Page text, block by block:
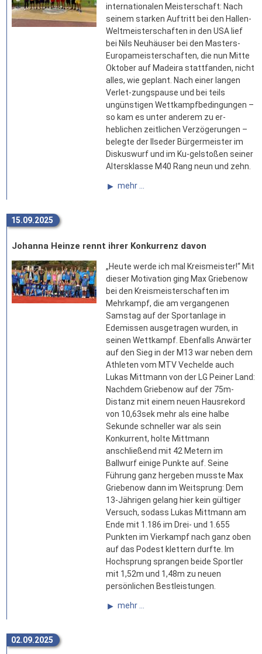
internationalen Meisterschaft: Nach
seinem starken Auftritt bei den Hallen-
Weltmeisterschaften in den USA lief
bei Nils Neuhäuser bei den Masters-
Europameisterschaften, die nun Mitte
Oktober auf Madeira stattfanden, nicht
alles, wie geplant. Nach einer langen
Verlet-zungspause und bei teils
ungünstigen Wettkampfbedingungen –
so kam es unter anderem zu er-
heblichen zeitlichen Verzögerungen –
belegte der Ilseder Bürgermeister im
Diskuswurf und im Ku-gelstoßen seiner
Altersklasse M40 Rang neun und zehn.
mehr ...
15.09.2025
Johanna Heinze rennt ihrer Konkurrenz davon
„Heute werde ich mal Kreismeister!“ Mit
dieser Motivation ging Max Griebenow
bei den Kreismeisterschaften im
Mehrkampf, die am vergangenen
Samstag auf der Sportanlage in
Edemissen ausgetragen wurden, in
seinen Wettkampf. Ebenfalls Anwärter
auf den Sieg in der M13 war neben dem
Athleten vom MTV Vechelde auch
Lukas Mittmann von der LG Peiner Land:
Nachdem Griebenow auf der 75m-
Distanz mit einem neuen Hausrekord
von 10,63sek mehr als eine halbe
Sekunde schneller war als sein
Konkurrent, holte Mittmann
anschließend mit 42 Metern im
Ballwurf einige Punkte auf. Seine
Führung ganz hergeben musste Max
Griebenow dann im Weitsprung: Dem
13-Jährigen gelang hier kein gültiger
Versuch, sodass Lukas Mittmann am
Ende mit 1.186 im Drei- und 1.655
Punkten im Vierkampf nach ganz oben
auf das Podest klettern durfte. Im
Hochsprung sprangen beide Sportler
mit 1,52m und 1,48m zu neuen
persönlichen Bestleistungen.
mehr ...
02.09.2025